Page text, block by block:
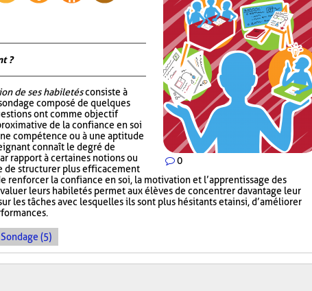
0
?
de ses habiletésconsiste à
composé de quelques
ont comme objectif
de la confiance en soi
compétence ou à une aptitude
connaît le degré de
rapport à certaines notions ou
de structurer plus efficacement
renforcer la confiance en soi, la motivation et l’apprentissage des
leurs habiletés permet aux élèves de concentrer davantage leur
les tâches avec lesquelles ils sont plus hésitants et ainsi, d’améliorer
Sondage (5)